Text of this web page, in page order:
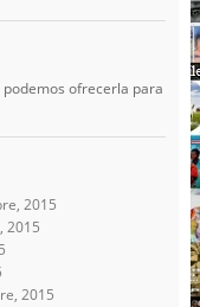
ofrecerla para
2015
2015
2015